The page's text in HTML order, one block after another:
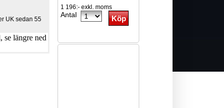
UK sedan 55
se längre ned
1 196:- exkl. moms
Antal